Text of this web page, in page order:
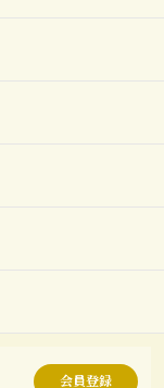
会員登録